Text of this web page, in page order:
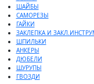
ШАЙБЫ
САМОРЕЗЫ
ГАЙКИ
ЗАКЛЕПКА И
ШПИЛЬКИ
АНКЕРЫ
ДЮБЕЛИ
ШУРУПЫ
ГВОЗДИ